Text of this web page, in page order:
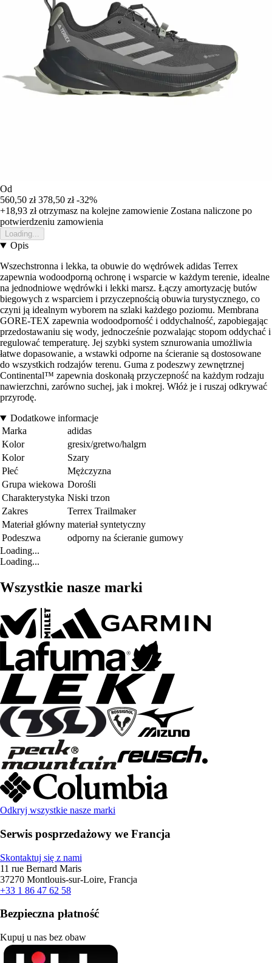
Od
560,50 zł 378,50 zł -32%
+18,93 złotrzymasz na kolejne zamowienie Zostana naliczone po
potwierdzeniu zamowienia
Loading...
Opis
Wszechstronna i lekka, ta obuwie do wędrówek adidas Terrex
zapewnia wodoodporną ochronę i wsparcie w każdym terenie, idealne
na jednodniowe wędrówki i lekki marsz. Łączy amortyzację butów
biegowych z wsparciem i przyczepnością obuwia turystycznego, co
czyni ją idealnym wyborem na szlaki każdego poziomu. Membrana
GORE-TEX zapewnia wodoodporność i oddychalność, zapobiegając
przedostawaniu się wody, jednocześnie pozwalając stopom oddychać i
regulować temperaturę. Jej szybki system sznurowania umożliwia
łatwe dopasowanie, a wstawki odporne na ścieranie są dostosowane
do wszystkich rodzajów terenu. Guma z podeszwy zewnętrznej
Continental™ zapewnia doskonałą przyczepność na każdym rodzaju
nawierzchni, zarówno suchej, jak i mokrej. Włóż je i ruszaj odkrywać
przyrodę.
Dodatkowe informacje
Marka
adidas
Kolor
gresix/gretwo/halgrn
Kolor
Szary
Płeć
Mężczyzna
Grupa wiekowa Dorośli
Charakterystyka Niski trzon
Zakres
Terrex Trailmaker
Materiał główny materiał syntetyczny
Podeszwa
odporny na ścieranie gumowy
Loading...
Loading...
Wszystkie nasze marki
Odkryj wszystkie nasze marki
Serwis posprzedażowy we Francja
Skontaktuj się z nami
11 rue Bernard Maris
37270 Montlouis-sur-Loire, Francja
+33 1 86 47 62 58
Bezpieczna płatność
Kupuj u nas bez obaw